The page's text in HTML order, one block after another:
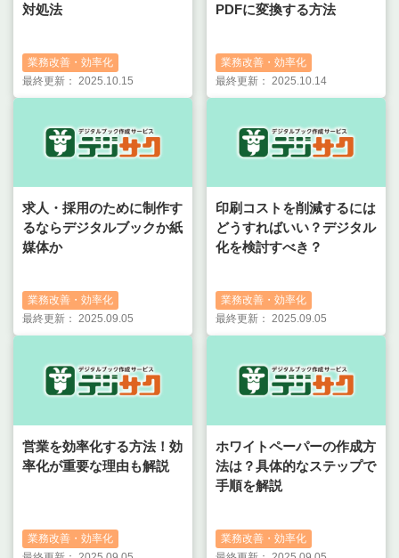
対処法
業務改善・効率化
最終更新： 2025.10.15
PDFに変換する方法
業務改善・効率化
最終更新：2025.10.14
求人・採用のために制作す
るならデジタルブックか紙
媒体か
業務改善・効率化
最終更新： 2025.09.05
印刷コストを削減するには
どうすればいい？デジタル
化を検討すべき？
業務改善・効率化
最終更新：2025.09.05
営業を効率化する方法！効
率化が重要な理由も解説
業務改善・効率化
ホワイトペーパーの作成方
法は？具体的なステップで
手順を解説
業務改善・効率化